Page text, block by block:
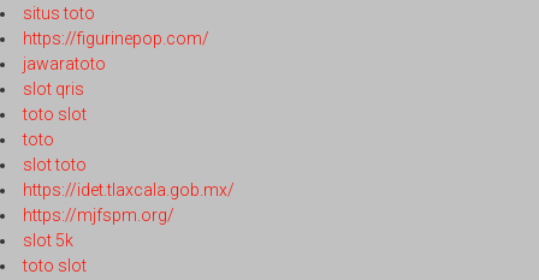
situs toto
https://figurinepop.com/
jawaratoto
slot qris
toto slot
toto
slot toto
https://idet.tlaxcala.gob.mx/
https://mjfspm.org/
slot 5k
toto slot